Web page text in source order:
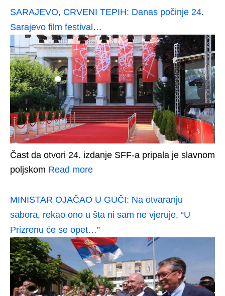
SARAJEVO, CRVENI TEPIH: Danas počinje 24.
Sarajevo film festival…
Čast da otvori 24. izdanje SFF-a pripala je slavnom
poljskom Read more
MINISTAR OJAČAO U GUČI: Na otvaranju
sabora, rekao ono u šta ni sam ne vjeruje, “U
Prizrenu će se opet…”